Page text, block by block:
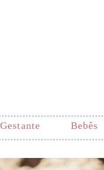
Gestante Bebês